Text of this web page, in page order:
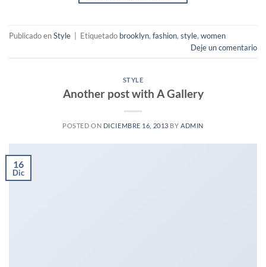
Publicado enStyle Etiquetado brooklyn, fashion, style, women
Deje un comentario
STYLE
Another post with A Gallery
POSTED ON DICIEMBRE 16, 2013 BYADMIN
16
Dic